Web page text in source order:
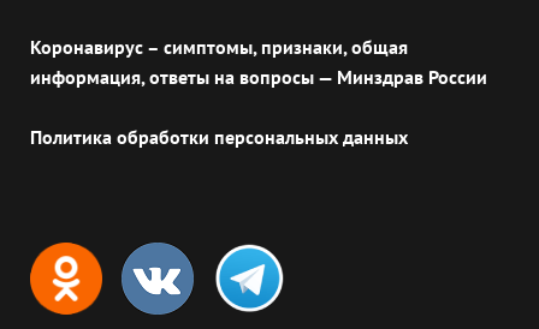
Коронавирус – симптомы, признаки, общая
информация, ответы на вопросы — Минздрав России
Политика обработки персональных данных